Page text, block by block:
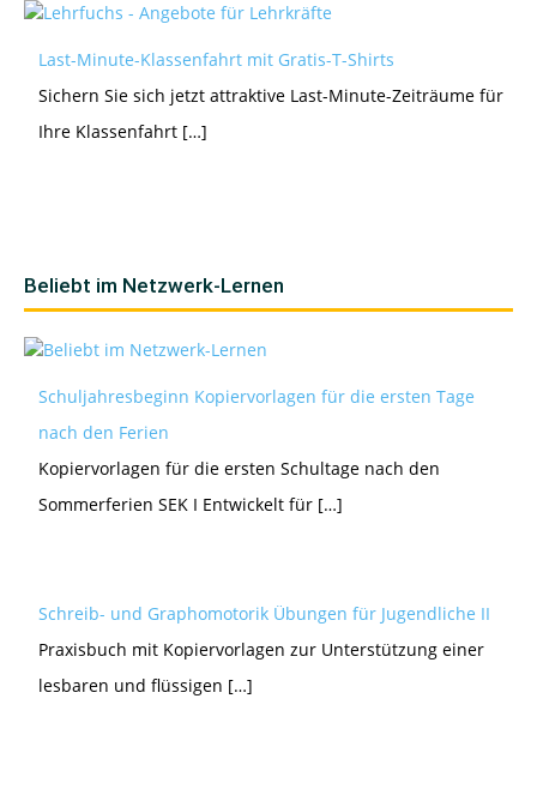
Last-Minute-Klassenfahrt mit Gratis-T-Shirts
Sichern Sie sich jetzt attraktive Last-Minute-Zeiträume für
Ihre Klassenfahrt […]
Beliebt im Netzwerk-Lernen
Schuljahresbeginn Kopiervorlagen für die ersten Tage
nach den Ferien
Kopiervorlagen für die ersten Schultage nach den
Sommerferien SEK I Entwickelt für […]
Schreib- und Graphomotorik Übungen für Jugendliche II
Praxisbuch mit Kopiervorlagen zur Unterstützung einer
lesbaren und flüssigen […]